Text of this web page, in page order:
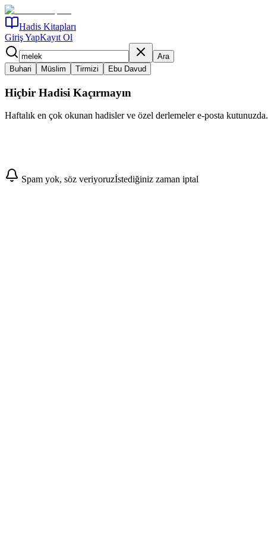
Hadis Kitapları
Giriş YapKayıt Ol
Ara
Buhari
Müslim Tirmizi Ebu Davud
Hiçbir Hadisi Kaçırmayın
Haftalık en çok okunan hadisler ve özel derlemeler e-posta kutunuzda.
Abone Ol
Spam yok, söz veriyoruzİstediğiniz zaman iptal